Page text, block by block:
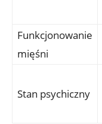
Funkcjonowanie
mięśni
Stan psychiczny